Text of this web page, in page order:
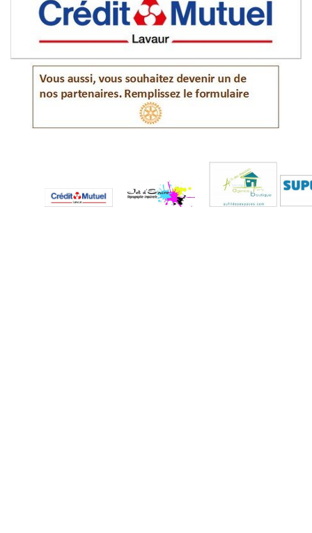
Visitez les sites de nos partenaires. Ils vous réserveront le